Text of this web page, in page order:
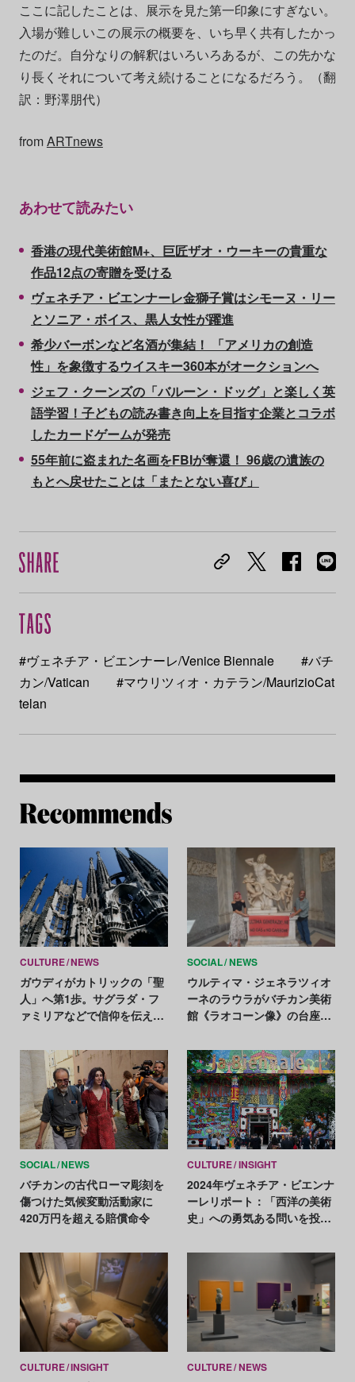
ここに記したことは、展示を見た第一印象にすぎない。
入場が難しいこの展示の概要を、いち早く共有したかっ
たのだ。自分なりの解釈はいろいろあるが、この先かな
り長くそれについて考え続けることになるだろう。（翻
訳：野澤朋代）
fromARTnews
あわせて読みたい
香港の現代美術館M+、巨匠ザオ・ウーキーの貴重な
作品12点の寄贈を受ける
ヴェネチア・ビエンナーレ金獅子賞はシモーヌ・リー
とソニア・ボイス、黒人女性が躍進
希少バーボンなど名酒が集結！ 「アメリカの創造
性」を象徴するウイスキー360本がオークションへ
ジェフ・クーンズの「バルーン・ドッグ」と楽しく英
語学習！子どもの読み書き向上を目指す企業とコラボ
したカードゲームが発売
55年前に盗まれた名画をFBIが奪還！ 96歳の遺族の
もとへ戻せたことは「またとない喜び」
#ヴェネチア・ビエンナーレ/Venice Biennale
#バチ
カン/Vatican
#マウリツィオ・カテラン/MaurizioCat
telan
CULTURE NEWS
ガウディがカトリックの「聖
人」へ第1歩。サグラダ・フ
ァミリアなどで信仰を伝えた
SOCIAL NEWS
ウルティマ・ジェネラツィオ
ーネのラウラがバチカン美術
館《ラオコーン像》の台座に
SOCIAL NEWS
バチカンの古代ローマ彫刻を
傷つけた気候変動活動家に
420万円を超える賠償命令
CULTURE INSIGHT
2024年ヴェネチア・ビエンナ
ーレリポート：「西洋の美術
史」への勇気ある問いを投げ
CULTURE INSIGHT CULTURE NEWS